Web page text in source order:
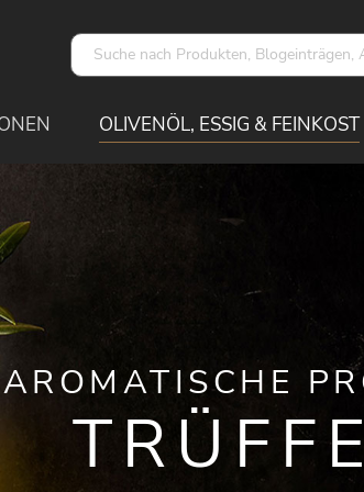
OLIVENÖL, ESSIG & FEINKOST